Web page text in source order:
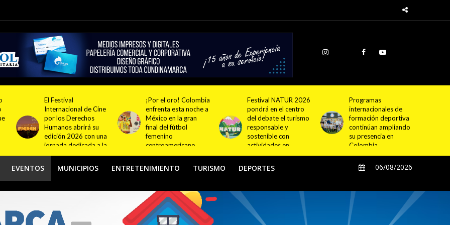
¡Por el oro! Colombia
enfrenta esta noche a
México en la gran
final del fútbol
femenino
centroamericano
Festival NATUR 2026
pondrá en el centro
del debate el turismo
responsable y
sostenible con
actividades en
Bogotá y Guasca
Programas
internacionales de
formación deportiva
continúan ampliando
su presencia en
Colombia
Cundinamarca
proyecta la
construcción de
4.000 nuevas
viviendas en 12
municipios
EVENTOS MUNICIPIOS ENTRETENIMIENTO TURISMO DEPORTES 06/08/2026